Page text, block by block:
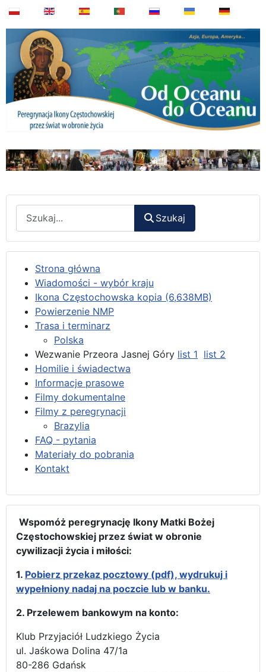
Szukaj
Strona główna
Wiadomości - wybór kraju
Ikona Częstochowska kopia (6,638MB)
Powierzenie NMP
Trasa i terminarz
Polska
Wezwanie Przeora Jasnej Góry list 1 list 2
Homilie i świadectwa
Informacje prasowe
Filmy dokumentalne
Filmy z peregrynacji
Brazylia
FAQ - pytania
Materiały do pobrania
Kontakt
Wspomóż peregrynację Ikony Matki Bożej
Częstochowskiej przez świat w obronie
cywilizacji życia i miłości:
1. Pobierz przekaz pocztowy (pdf), wydrukuj i
wypełniony nadaj na poczcie lub w banku.
2. Przelewem bankowym na konto:
Klub Przyjaciół Ludzkiego Życia
ul. Jaśkowa Dolina 47/1a
80-286 Gdańsk